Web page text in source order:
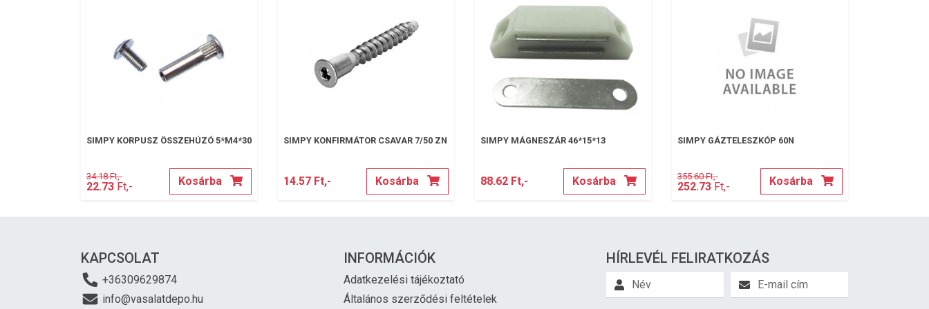
SIMPY KORPUSZ ÖSSZEHÚZÓ 5*M4*30
34.18 Ft,-
22.73 Ft,- Kosárba
SIMPY KONFIRMÁTOR CSAVAR 7/50 ZN
14.57 Ft,- Kosárba
SIMPY MÁGNESZÁR 46*15*13
88.62 Ft,- Kosárba
SIMPY GÁZTELESZKÓP 60N
355.60 Ft,-
252.73 Ft,- Kosárba
KAPCSOLAT
+36309629874
info@vasalatdepo.hu
INFORMÁCIÓK
Adatkezelési tájékoztató
Általános szerződési feltételek
HÍRLEVÉL FELIRATKOZÁS